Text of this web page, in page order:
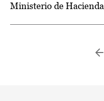
Ministerio de Hacienda